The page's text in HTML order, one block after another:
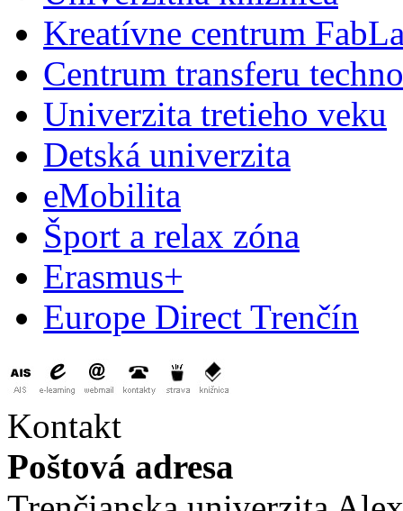
Kreatívne centrum
Centrum transferu
Univerzita tretieho veku
Detská univerzita
eMobilita
Šport a relax zóna
Erasmus+
Europe Direct Trenčín
Kontakt
Poštová adresa